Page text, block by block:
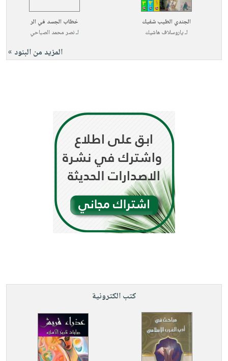
الجندي الطيب شفيك
لـياروسلاف هاشيك
خطاب الجسد في الر
لـنصر محمد الصباحي
المزيد من البنود »
كتب الكترونية